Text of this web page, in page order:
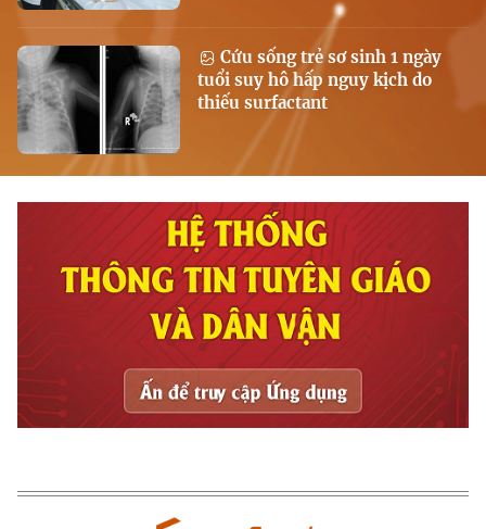
Cứu sống trẻ sơ sinh 1 ngày
tuổi suy hô hấp nguy kịch do
thiếu surfactant